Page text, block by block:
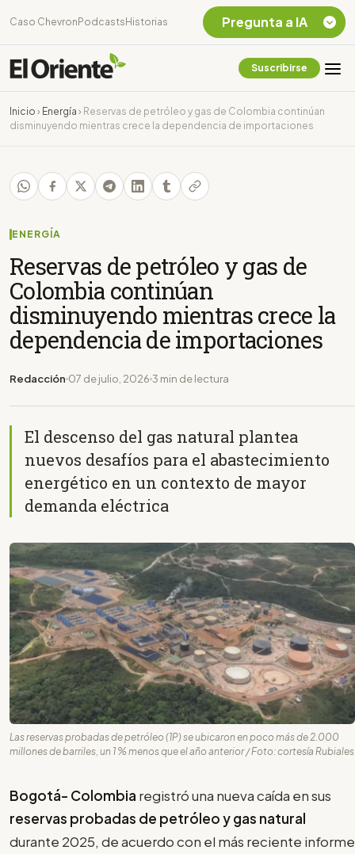
Caso Chevron Podcasts Historias
Suscribirse
Inicio › Energía › Reservas de petróleo y gas de Colombia continúan
disminuyendo mientras crece la dependencia de importaciones
ENERGÍA
Reservas de petróleo y gas de
Colombia continúan
disminuyendo mientras crece la
dependencia de importaciones
Redacción 07 de julio, 2026 3 min de lectura
El descenso del gas natural plantea
nuevos desafíos para el abastecimiento
energético en un contexto de mayor
demanda eléctrica
Las reservas probadas de petróleo (1P) se ubicaron en poco más de 2.000
millones de barriles, un 1 % menos que el año anterior / Foto: cortesía Rubiales
Bogotá- Colombia registró una nueva caída en sus
reservas probadas de petróleo y gas natural
durante 2025, de acuerdo con el más reciente informe
Pregunta a IA
Chevron Ecuador